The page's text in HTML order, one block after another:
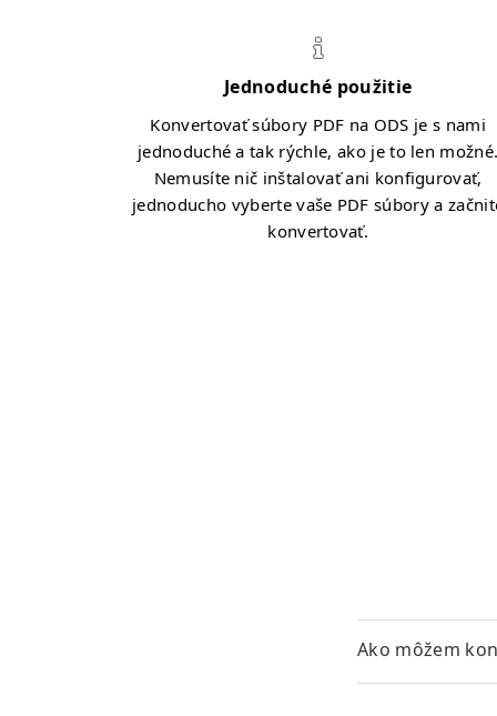
Jednoduché použitie
Konvertovať súbory PDF na ODS je s nami
jednoduché a tak rýchle, ako je to len
Nemusíte nič inštalovať ani konfigurovať,
jednoducho vyberte vaše PDF súbory a
konvertovať.
Ako môžem